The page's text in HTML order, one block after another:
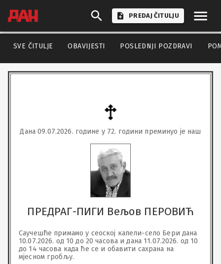
PREDAJ ČITULJU
SVE ČITULJE OBAVIJESTI POSLEDNJI POZDRAVI
Дана 09.07.2026. године у 72. години преминуо је наш
ПРЕДРАГ-ПИГИ Вељов ПЕРОВИЋ
Саучешће примамо у сеоској капели-село Бери дана
10.07.2026. од 10 до 20 часова и дана 11.07.2026. од 10
до 14 часова када ће се и обавити сахрана на
мјесном гробљу.